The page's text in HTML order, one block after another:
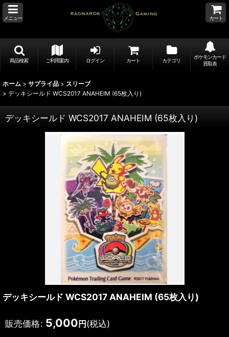
メニュー カート
商品検索 ご利用案内 ログイン カート カテゴリ
ポケモンカード
買取表
ホーム > サプライ品 > スリーブ
> デッキシールド WCS2017 ANAHEIM (65枚入り)
デッキシールド WCS2017 ANAHEIM (65枚入り)
デッキシールド WCS2017 ANAHEIM (65枚入り)
販売価格: 5,000 円 (税込)